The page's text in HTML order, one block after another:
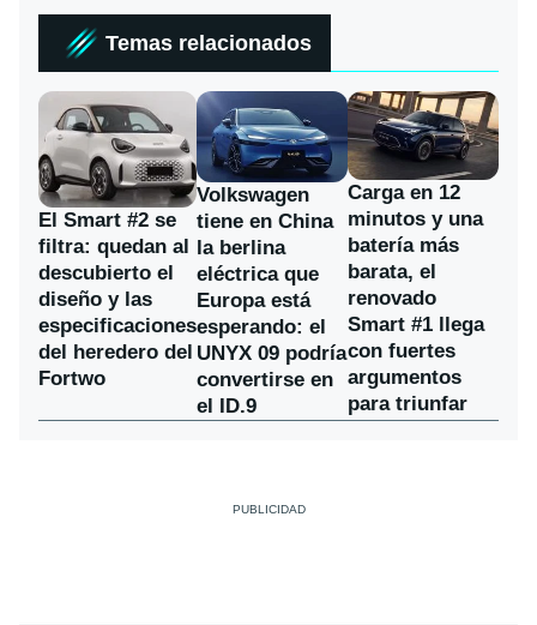
Temas relacionados
El Smart #2 se
filtra: quedan al
descubierto el
diseño y las
especificaciones
del heredero del
Fortwo
Volkswagen
tiene en China
la berlina
eléctrica que
Europa está
esperando: el
UNYX 09 podría
convertirse en
el ID.9
Carga en 12
minutos y una
batería más
barata, el
renovado
Smart #1 llega
con fuertes
argumentos
para triunfar